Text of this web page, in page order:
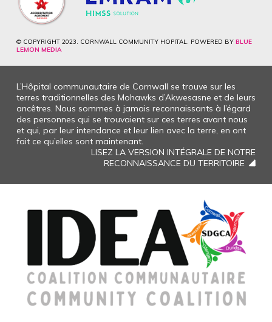
© COPYRIGHT 2023. CORNWALL COMMUNITY HOPITAL. POWERED BY BLUE
LEMON MEDIA
L’Hôpital communautaire de Cornwall se trouve sur les
terres traditionnelles des Mohawks d’Akwesasne et de leurs
ancêtres. Nous sommes à jamais reconnaissants à l’égard
des personnes qui se trouvaient sur ces terres avant nous
et qui, par leur intendance et leur lien avec la terre, en ont
fait ce qu’elles sont maintenant.
LISEZ LA VERSION INTÉGRALE DE NOTRE
RECONNAISSANCE DU TERRITOIRE